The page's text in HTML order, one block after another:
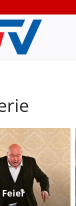
Feier